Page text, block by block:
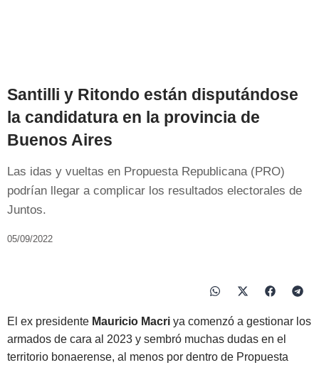
Santilli y Ritondo están disputándose
la candidatura en la provincia de
Buenos Aires
Las idas y vueltas en Propuesta Republicana (PRO)
podrían llegar a complicar los resultados electorales de
Juntos.
05/09/2022
El ex presidente Mauricio Macri ya comenzó a gestionar los
armados de cara al 2023 y sembró muchas dudas en el
territorio bonaerense, al menos por dentro de Propuesta